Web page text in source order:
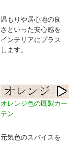
温もりや居心地の良
さといった安心感を
インテリアにプラス
します。
オレンジ色の既製カー
テン
元気色のスパイスを